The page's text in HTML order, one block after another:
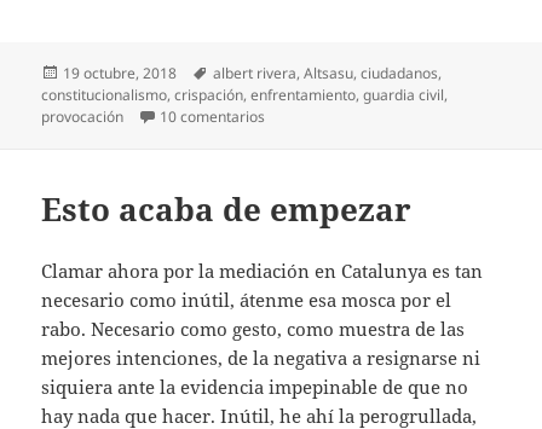
Publicado
el
19 octubre, 2018 Etiquetas
albert rivera,Altsasu,ciudadanos,
constitucionalismo,crispación,enfrentamiento,guardia civil,
provocación
10 comentarios
Esto acaba de empezar
Clamar ahora por la mediación en Catalunya es tan
necesario como inútil, átenme esa mosca por el
rabo. Necesario como gesto, como muestra de las
mejores intenciones, de la negativa a resignarse ni
siquiera ante la evidencia impepinable de que no
hay nada que hacer. Inútil, he ahí la perogrullada,